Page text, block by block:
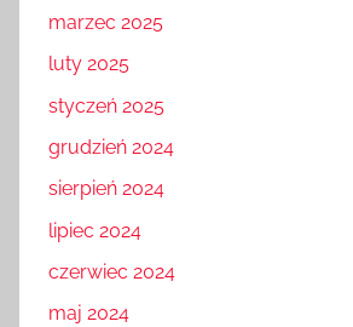
marzec 2025
luty 2025
styczeń 2025
grudzień 2024
sierpień 2024
lipiec 2024
czerwiec 2024
maj 2024